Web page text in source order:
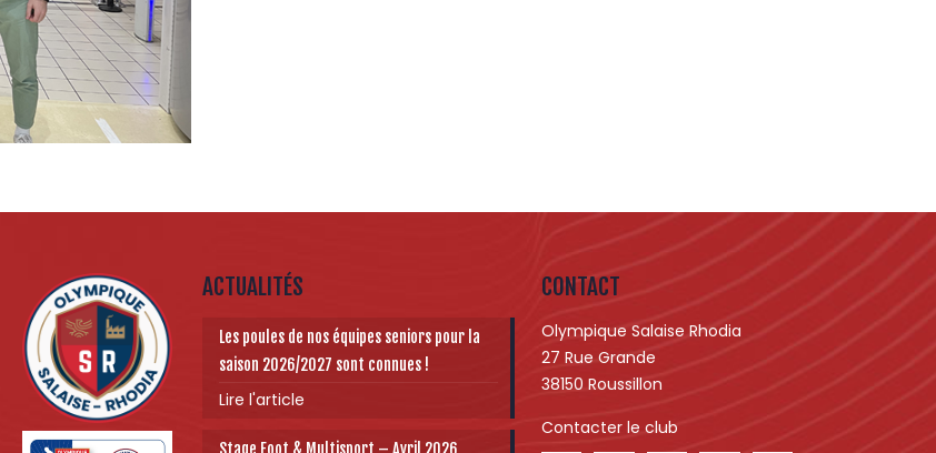
ACTUALITÉS
Les poules de nos équipes seniors pour la
saison 2026/2027 sont connues !
Lire l'article
Stage Foot & Multisport – Avril 2026
CONTACT
Olympique Salaise Rhodia
27 Rue Grande
38150 Roussillon
Contacter le club